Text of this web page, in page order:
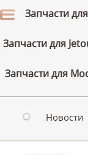
Запчасти
Запчасти для
Запчасти для
Новости